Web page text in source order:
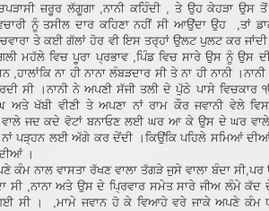
ਚਪੜਾਸੀ ਜ਼ਰੂਰ ਲੱਗੂਗਾ ,ਨਾਨੀ ਕਹਿੰਦੀ , ਤੇ ਉਹ ਕੇਹੜਾ ਉਸ
ਨੂੰ ਤਸੀਲ ਦਾਰ ਕਹਿਣਾ ਨਹੀਂ ਸੀ ਆਉਂਦਾ ਉਹ ,ਤਾਂ
ਤੇ ਕਈ ਗੱਲਾਂ ਹੋਰ ਵੀ ਇਸ ਤਰ੍ਹਾਂ ਉਲਟ ਪੁਲਟ ਕਰ ਜਾਂਦੀ
ਮਹੱਲੇ ਵਿਚ ਪੂਰਾ ਪ੍ਰਭਾਵ ,ਪਿੰਡ ਵਿਚ ਸਾਰੇ ਉਸ ਨੂੰ ਉਸ
ਨਾ ਹੀ ਨਾਨਾ ਲੰਬੜਦਾਰ ਸੀ ਤੇ ਨਾ ਹੀ ਨਾਨੀ
ਸੀ ।ਨਾਨੀ ਨੇ ਅਪਣੀ ਸੱਜੀ ਤਲੀ ਦੇ ਪੁੱਠੇ ਪਾਸੇ
ਅਤੇ ਖੱਬੀ ਵੀਣੀ ਤੇ ਅਪਣਾ ਨਾਂ ਰਾਮ ਕੌਰ ਜਵਾਨੀ ਵੇਲੇ
ਜਦ ਕਦੇ ਵੋਟਾਂ ਬਨਾਓਣ ਲਈ ਘਰ ਆ ਕੇ ਉਸ ਦੇ ਘਰ ਵਾਲੇ
ਨਾਂ ਪੜ੍ਹਨ ਲਈ ਅੱਗੇ ਕਰ ਦੇਂਦੀ ।ਕਿਉਂਕਿ ਪਹਿਲੇ ਸਮਿਆਂ
।
ਨਾਲ ਵਾਸਤਾ ਰੱਖਣ ਵਾਲਾ ਤੱਗੜੇ ਜੁਸੇ ਵਾਲਾ ਬੰਦਾ ਸੀ,ਪਰ
ਸੀ ,ਨਾਨਾ ਅਤੇ ਉਸ ਦੇ ਪ੍ਰਿਵਾਰ ਸਮੇਤ ਸਾਰੇ ਜੀਅ ਲੰਮੇ
ਗਈ ਸੀ । ,ਮਾਮੇ ਜਵਾਨ ਹੋ ਕੇ ਵਿਆਹੇ ਵਰੇ ਜਾਕੇ ਅਪਣੇ